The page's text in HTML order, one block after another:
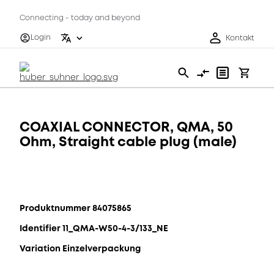
Connecting - today and beyond
Login
Kontakt
COAXIAL CONNECTOR, QMA, 50
Ohm, Straight cable plug (male)
Produktnummer 84075865
Identifier 11_QMA-W50-4-3/133_NE
Variation Einzelverpackung